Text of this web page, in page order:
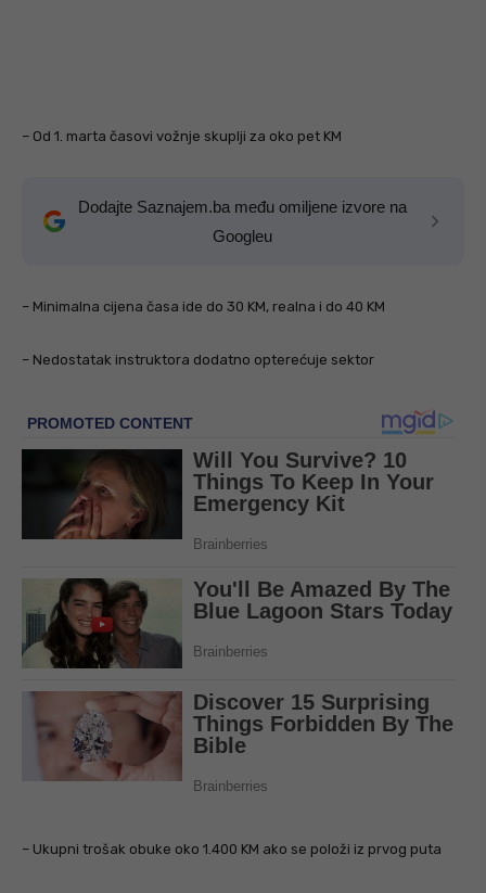
– Od 1. marta časovi vožnje skuplji za oko pet KM
Dodajte Saznajem.ba među omiljene izvore na
Googleu
– Minimalna cijena časa ide do 30 KM, realna i do 40 KM
– Nedostatak instruktora dodatno opterećuje sektor
– Ukupni trošak obuke oko 1.400 KM ako se položi iz prvog puta